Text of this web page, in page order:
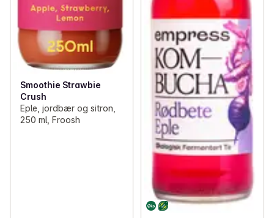
Smoothie Strawbie
Crush
Eple, jordbær og sitron,
250 ml, Froosh